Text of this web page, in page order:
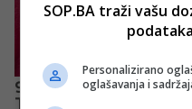
SOP.BA traži vašu
Personalizirano
oglašavanja i